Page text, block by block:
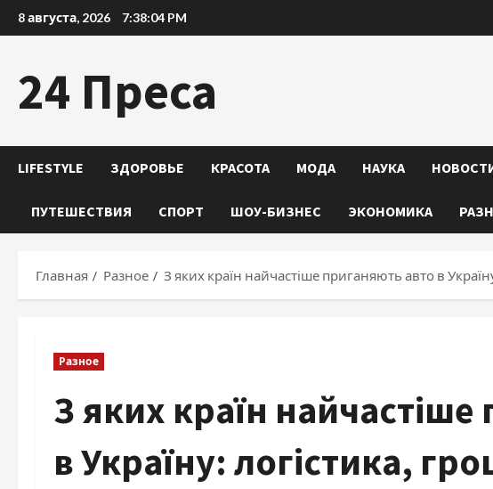
Перейти
к
8 августа, 2026 7:38:05 PM
24 Преса
LIFESTYLE ЗДОРОВЬЕ КРАСОТА МОДА НАУКА
ПУТЕШЕСТВИЯ СПОРТ ШОУ-БИЗНЕС ЭКОНОМИКА
Главная Разное З яких країн найчастіше приганяють авто в
Разное
З яких країн
в Україну: логістика,